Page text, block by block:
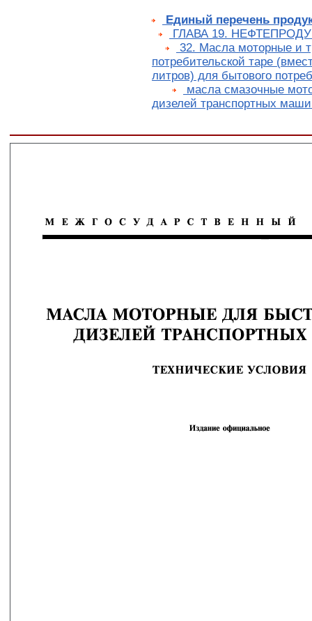
Единый перечень
ГЛАВА 19.
32. Масла моторные и
потребительской таре
литров) для бытового
масла смазочные
дизелей транспортных